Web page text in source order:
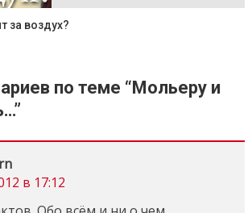
за воздух?
по теме “ Мольеру и
”
в 17:12